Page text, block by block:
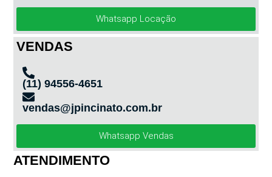
Whatsapp Locação
VENDAS
(11) 94556-4651
vendas@jpincinato.com.br
Whatsapp Vendas
ATENDIMENTO